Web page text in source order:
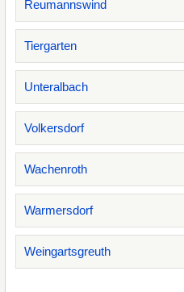
Reumannswind
Tiergarten
Unteralbach
Volkersdorf
Wachenroth
Warmersdorf
Weingartsgreuth